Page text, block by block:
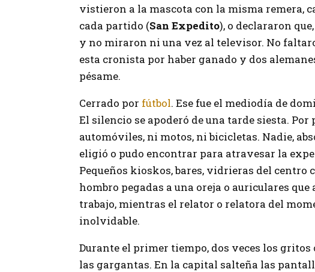
vistieron a la mascota con la misma remera,
cada partido (San Expedito), o declararon
y no miraron ni una vez al televisor. No
esta cronista por haber ganado y dos
pésame.
Cerrado por fútbol. Ese fue el mediodía de
El silencio se apoderó de una tarde siesta.
automóviles, ni motos, ni bicicletas. Nadie,
eligió o pudo encontrar para atravesar la
Pequeños kioskos, bares, vidrieras del centro
hombro pegadas a una oreja o auriculares
trabajo, mientras el relator o relatora del
inolvidable.
Durante el primer tiempo, dos veces los gritos
las gargantas. En la capital salteña las